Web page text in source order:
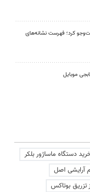
کرد؛ فهرست نشانه‌های
موبایل
دستگاه ماساژور بلکر
آرایشی اصل
تزریق بوتاکس